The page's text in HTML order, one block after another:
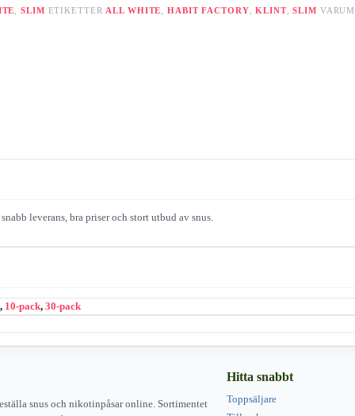
,SLIM ETIKETTER ALL WHITE ,HABIT FACTORY ,KLINT,SLIM
leverans, bra priser och stort utbud av snus.
, 10-pack, 30-pack
snus och nikotinpåsar online. Sortimentet
Hitta snabbt
Toppsäljare